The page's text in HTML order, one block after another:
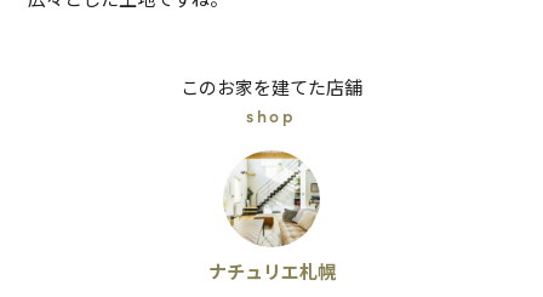
このお家を建てた店舗
shop
ナチュリエ札幌